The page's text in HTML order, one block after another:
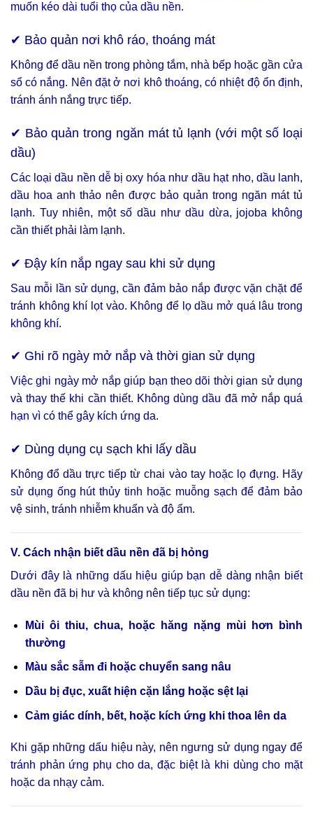
muốn kéo dài tuổi thọ của dầu nền.
✔ Bảo quản nơi khô ráo, thoáng mát
Không để dầu nền trong phòng tắm, nhà bếp hoặc gần cửa
sổ có nắng. Nên đặt ở nơi khô thoáng, có nhiệt độ ổn định,
tránh ánh nắng trực tiếp.
✔ Bảo quản trong ngăn mát tủ lạnh (với một số loại
dầu)
Các loại dầu nền dễ bị oxy hóa như dầu hạt nho, dầu lanh,
dầu hoa anh thảo nên được bảo quản trong ngăn mát tủ
lạnh. Tuy nhiên, một số dầu như dầu dừa, jojoba không
cần thiết phải làm lạnh.
✔ Đậy kín nắp ngay sau khi sử dụng
Sau mỗi lần sử dụng, cần đảm bảo nắp được vặn chặt để
tránh không khí lọt vào. Không để lọ dầu mở quá lâu trong
không khí.
✔ Ghi rõ ngày mở nắp và thời gian sử dụng
Việc ghi ngày mở nắp giúp bạn theo dõi thời gian sử dụng
và thay thế khi cần thiết. Không dùng dầu đã mở nắp quá
hạn vì có thể gây kích ứng da.
✔ Dùng dụng cụ sạch khi lấy dầu
Không đổ dầu trực tiếp từ chai vào tay hoặc lọ đựng. Hãy
sử dụng ống hút thủy tinh hoặc muỗng sạch để đảm bảo
vệ sinh, tránh nhiễm khuẩn và độ ẩm.
V. Cách nhận biết dầu nền đã bị hỏng
Dưới đây là những dấu hiệu giúp bạn dễ dàng nhận biết
dầu nền đã bị hư và không nên tiếp tục sử dụng:
Mùi ôi thiu, chua, hoặc hăng nặng mùi hơn bình
thường
Màu sắc sẫm đi hoặc chuyển sang nâu
Dầu bị đục, xuất hiện cặn lắng hoặc sệt lại
Cảm giác dính, bết, hoặc kích ứng khi thoa lên da
Khi gặp những dấu hiệu này, nên ngưng sử dụng ngay để
tránh phản ứng phụ cho da, đặc biệt là khi dùng cho mặt
hoặc da nhạy cảm.